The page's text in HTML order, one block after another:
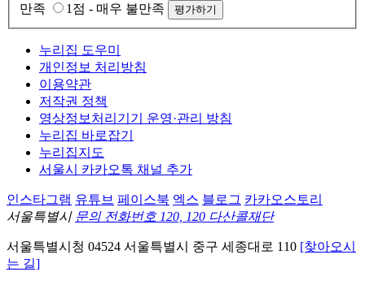
만족
1점 - 매우 불만족 평가하기
누리집 도우미
개인정보 처리방침
이용약관
저작권 정책
영상정보처리기기 운영·관리 방침
누리집 바로잡기
누리집지도
서울시 카카오톡 채널 추가
인스타그램 유튜브 페이스북 엑스 블로그 카카오스토리
서울특별시 문의 전화번호 120, 120 다산콜재단
서울특별시청 04524 서울특별시 중구 세종대로 110 [찾아오시
는 길]